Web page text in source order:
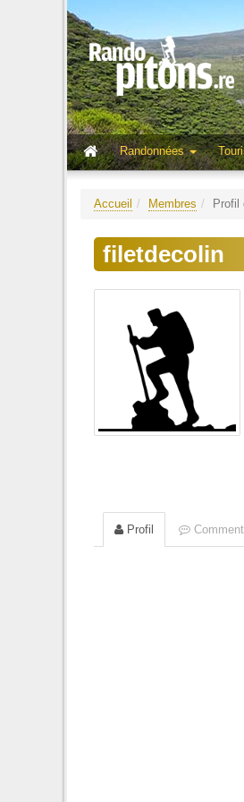
Randonnées
Accueil Membres Profil
filetdecolin
Profil